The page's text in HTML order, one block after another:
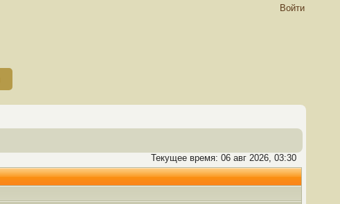
Войти
Текущее время: 06 авг 2026, 03:30